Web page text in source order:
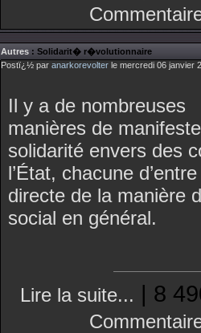
Autres : Solidarit� r�volutionnaire
Postï¿½ par anarkorevolter le mercredi 06 janvier
Il y a de nombreuses
manières de
solidarité envers des
l’État, chacune
directe de la manière
social en général.
Lire la suite... | 8